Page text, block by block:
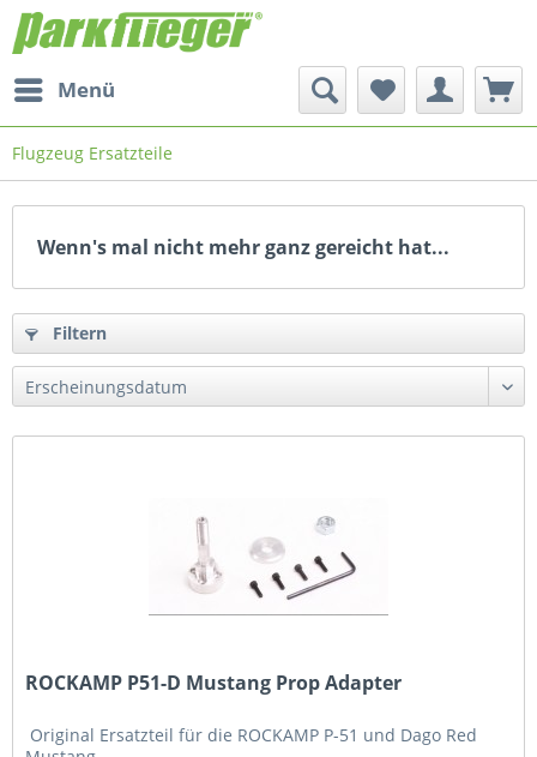
Menü
Flugzeug Ersatzteile
Wenn's mal nicht mehr ganz gereicht hat...
Filtern
ROCKAMP P51-D Mustang Prop Adapter
Original Ersatzteil für die ROCKAMP P-51 und Dago Red